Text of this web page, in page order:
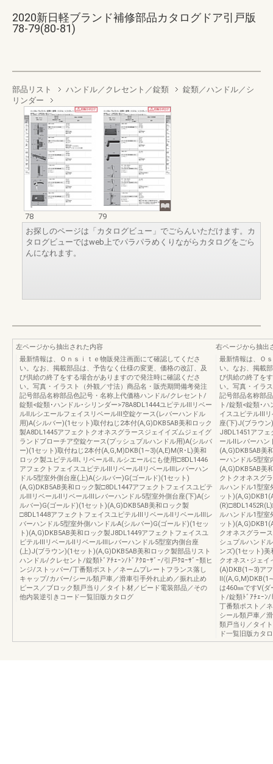
2020新日軽ブランド補修部品カタログドア引戸版
78-79(80-81)
部品リスト ハンドル／クレセント／錠類
錠類／ハンドル／シ
リンダー
78
79
お探しのページは「カタログビュー」でごらんいただけます。カ
タログビューではweb上でパラパラめくりながらカタログをごら
んになれます。
左ページから抽出された内容
最新情報は、Ｏｎｓｉｔｅ物販発注画面にて確認してくださ
い。なお、掲載部品は、予告なく仕様の変更、価格の改訂、及
び供給の終了をする場合がありますので発注時に確認くださ
い。写真・イラスト（外観／寸法）商品名・販売期間備考発注
記号部品名称部品色記号・名称上代価格ハンドル/クレセント/
錠類<錠類･ハンドル･シリンダー>78A8DL1444ユピテルⅢリベー
ルⅡルシエールフェイスリベールⅢ空錠ケース(レバーハンドル
用)A(シルバー)(1セット)取付ねじ2本付(A,G)DKB5AB美和ロック
製A8DL1445アフェクトクオネスグラースジェイイズムジェイグ
ランドブローチア空錠ケース(プッシュプルハンドル用)A(シルバ
ー)(1セット)取付ねじ2本付(A,G,M)DKB(1∼3)(A,E)M(R･L)美和
ロック製ユピテルⅢ､リベールⅡ､ルシエールにも使用□8DL1446
アフェクトフェイスユピテルⅢリベールⅡリベールⅢレバーハン
ドル5型室外側台座(上)A(シルバー)G(ゴールド)(1セット)
(A,G)DKB5AB美和ロック製□8DL1447アフェクトフェイスユピテ
ルⅢリベールⅡリベールⅢレバーハンドル5型室外側台座(下)A(シ
ルバー)G(ゴールド)(1セット)(A,G)DKB5AB美和ロック製
□8DL1448アフェクトフェイスユピテルⅢリベールⅡリベールⅢレ
バーハンドル5型室外側ハンドルA(シルバー)G(ゴールド)(1セッ
ト)(A,G)DKB5AB美和ロック製J8DL1449アフェクトフェイスユ
ピテルⅢリベールⅡリベールⅢレバーハンドル5型室内側台座
(上)J(ブラウン)(1セット)(A,G)DKB5AB美和ロック製部品リスト
ハンドル/クレセント/錠類ﾄﾞｱﾁｪｰﾝ/ﾄﾞｱｸﾛｰｻﾞｰ/引戸ｸﾛｰｻﾞｰ類ヒ
ンジ/ストッパー/丁番類ポスト／ネームプレートフランス落し
キャップ/カバー/シール類戸車／滑車引手外れ止め／振れ止め
ピース／ブロック類戸当り／タイト材／ビード電装部品／その
他内装逆引きコード一覧旧版カタログ
右ページから抽出
最新情報は、Ｏ
い。なお、掲載
び供給の終了を
い。写真・イラ
記号部品名称部
ト/錠類<錠類･
イスユピテルⅢ
座(下)J(ブラウン
J8DL1451アフ
ールⅡレバーハ
(A,G)DKB5AB美
ーハンドル5型
(A,G)DKB5AB美
クトクオネスグ
ルハンドル1型室
ット
ルハンドル1型室
ット
クオネスグラー
シュプルハンド
ンズ)(1セット)美
クオネス･ジェイ
(A)DKB(1∼3)ア
は460㎜ですV(
ト/錠類ﾄﾞｱﾁｪｰﾝ
丁番類ポスト／
シール類戸車／
類戸当り／タイ
ド一覧旧版カタ